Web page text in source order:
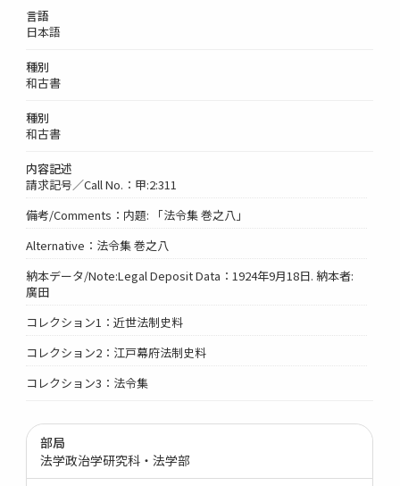
言語
日本語
種別
和古書
種別
和古書
内容記述
請求記号／Call No.：甲:2:311
備考/Comments：内題: 「法令集 巻之八」
Alternative：法令集 巻之八
納本データ/Note:Legal Deposit Data：1924年9月18日. 納本者:
廣田
コレクション1：近世法制史料
コレクション2：江戸幕府法制史料
コレクション3：法令集
部局
法学政治学研究科・法学部